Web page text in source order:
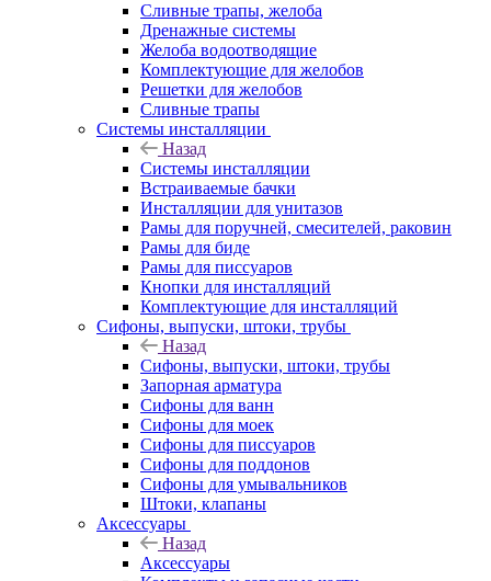
Сливные трапы, желоба
Дренажные системы
Желоба водоотводящие
Комплектующие для желобов
Решетки для желобов
Сливные трапы
Системы инсталляции
Назад
Системы инсталляции
Встраиваемые бачки
Инсталляции для унитазов
Рамы для поручней, смесителей, раковин
Рамы для биде
Рамы для писсуаров
Кнопки для инсталляций
Комплектующие для инсталляций
Сифоны, выпуски, штоки, трубы
Назад
Сифоны, выпуски, штоки, трубы
Запорная арматура
Сифоны для ванн
Сифоны для моек
Сифоны для писсуаров
Сифоны для поддонов
Сифоны для умывальников
Штоки, клапаны
Аксессуары
Назад
Аксессуары